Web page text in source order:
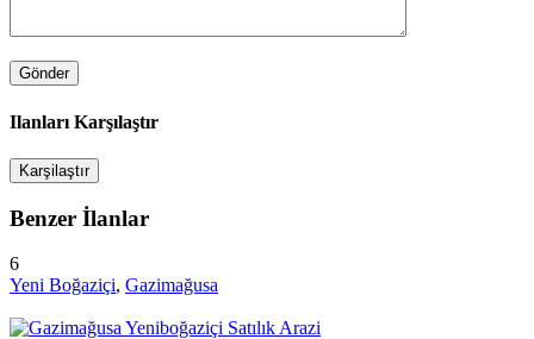
Ilanları Karşılaştır
Karşilaştır
Benzer İlanlar
6
Yeni Boğaziçi, Gazimağusa